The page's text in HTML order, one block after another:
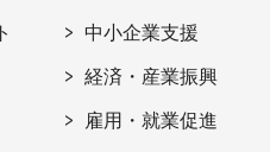
中小企業支援
経済・産業振興
雇用・就業促進